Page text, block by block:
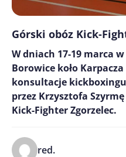
Górski obóz Kick-
W dniach 17-19 marca
Borowice koło
konsultacje
przez Krzysztofa
Kick-Fighter Zgorzelec.
red.